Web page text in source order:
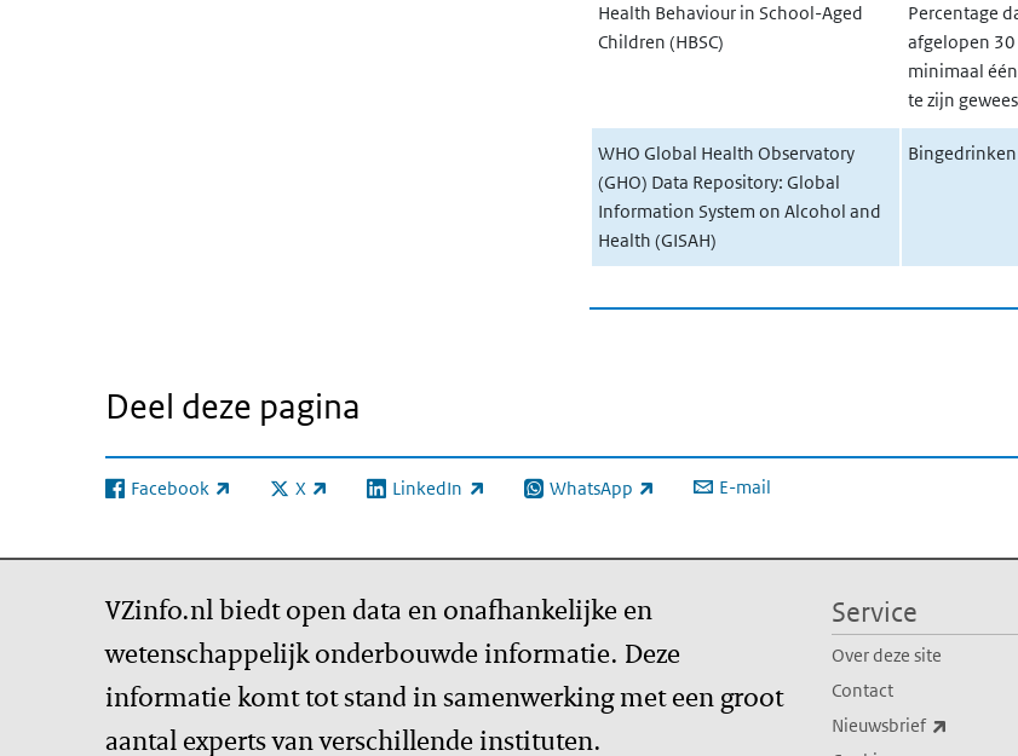
Health Behaviour in School-Aged
Children (HBSC)
Percentage
afgelopen 30
minimaal
te zijn
WHO Global Health Observatory
(GHO) Data Repository: Global
Information System on Alcohol and
Health (GISAH)
Bingedrinken
Deel deze pagina
Facebook
(externe link) X
(externe link) LinkedIn
(externe link) WhatsApp
(externe link) E-mail
VZinfo.nl biedt open data en onafhankelijke en
wetenschappelijk onderbouwde informatie. Deze
informatie komt tot stand in samenwerking met een groot
aantal experts van verschillende instituten.
Service
Over deze site
Contact
Nieuwsbrief